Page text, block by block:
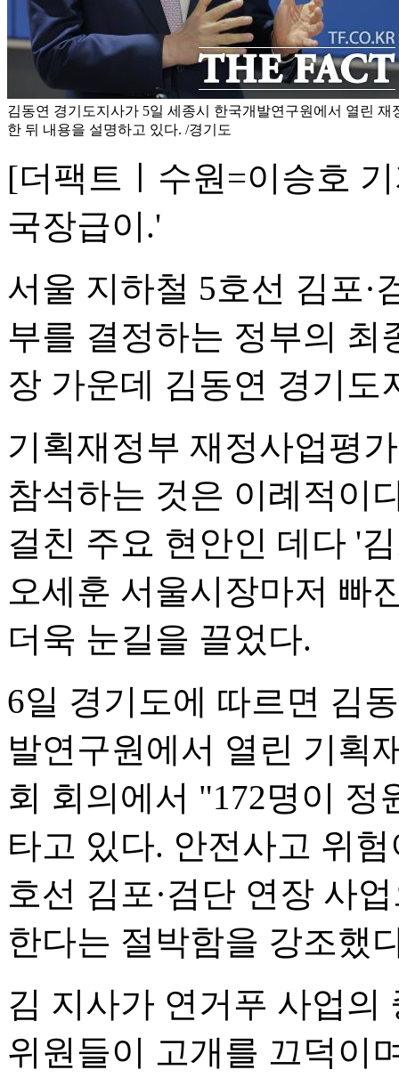
김동연 경기도지사가 5일 세종시 한국개발연구원에서 열린
한 뒤 내용을 설명하고 있다. /경기도
[더팩트ㅣ수원=이승호
국장급이.'
서울 지하철 5호선 김포·
부를 결정하는 정부의 최
장 가운데 김동연 경기도
기획재정부 재정사업평
참석하는 것은 이례적이
걸친 주요 현안인 데다 '
오세훈 서울시장마저 빠
더욱 눈길을 끌었다.
6일 경기도에 따르면 김
발연구원에서 열린 기획
회 회의에서 "172명이 정
타고 있다. 안전사고 위
호선 김포·검단 연장 사
한다는 절박함을 강조했
김 지사가 연거푸 사업의
위원들이 고개를 끄덕이